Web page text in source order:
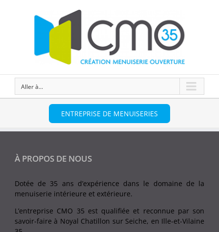
Aller à...
ENTREPRISE DE MENUISERIES
À PROPOS DE NOUS
Dotée de 35 ans d’expérience dans le domaine de la
menuiserie intérieure et extérieure.
L’entreprise CMO 35 est qualifiée et reconnue par son
savoir-faire à Noyal Chatillon sur Seiche, en Ille-et-Vilaine